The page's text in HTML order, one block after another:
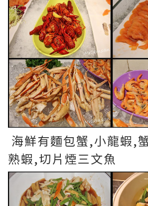
海鮮有麵包蟹,小龍蝦,
熟蝦,切片煙三文魚